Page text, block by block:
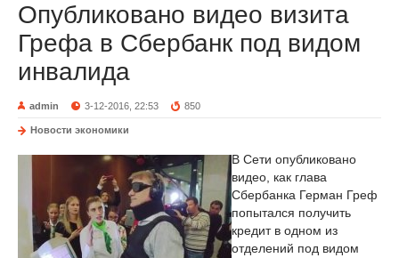
Опубликовано видео визита
Грефа в Сбербанк под видом
инвалида
admin 3-12-2016, 22:53 850
Новости экономики
В Сети опубликовано
видео, как глава
Сбербанка Герман Греф
попытался получить
кредит в одном из
отделений под видом